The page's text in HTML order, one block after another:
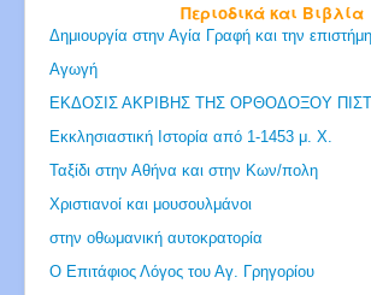
Περιοδικά και Βιβλία
Δημιουργία στην Αγία Γραφή και την επιστήμη
Αγωγή
ΕΚΔΟΣΙΣ ΑΚΡΙΒΗΣ ΤΗΣ ΟΡΘΟΔΟΞΟΥ
Εκκλησιαστική Ιστορία από 1-1453 μ. Χ.
Ταξίδι στην Αθήνα και στην Κων/πολη
Χριστιανοί και μουσουλμάνοι
στην οθωμανική αυτοκρατορία
Ο Επιτάφιος Λόγος του Αγ. Γρηγορίου